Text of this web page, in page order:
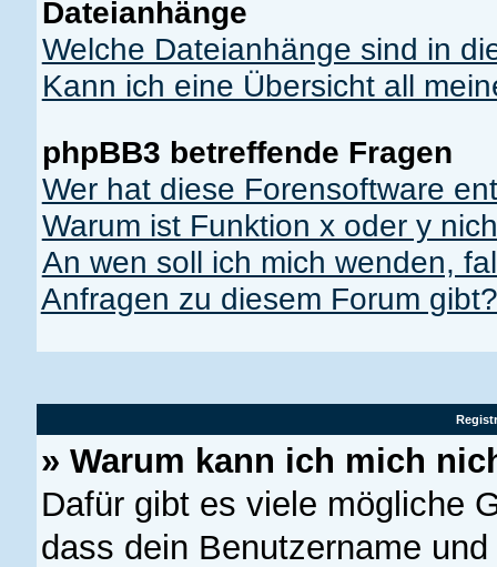
Dateianhänge
Welche Dateianhänge sind in
Kann ich eine Übersicht all
phpBB3 betreffende Fragen
Wer hat diese Forensoftware
Warum ist Funktion x oder y
An wen soll ich mich wenden,
Anfragen zu diesem Forum gibt?
» Warum kann ich mich
Dafür gibt es viele mögliche
dass dein Benutzername